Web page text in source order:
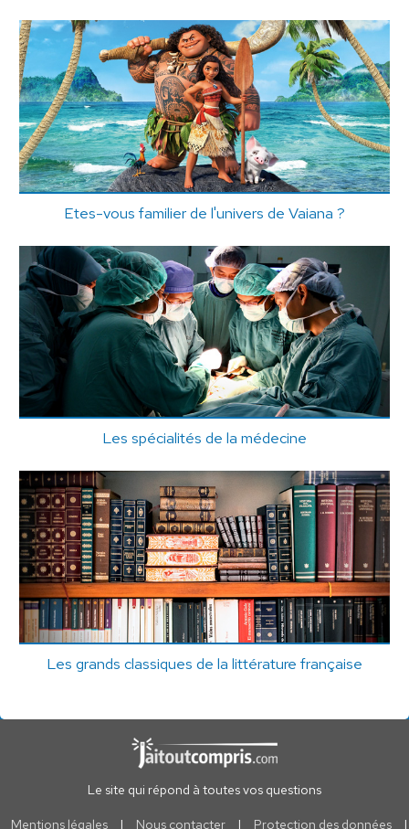
Etes-vous familier de l'univers de Vaiana ?
Les spécialités de la médecine
Les grands classiques de la littérature française
Le site qui répond à toutes vos questions
Mentions légales | Nous contacter | Protection des données |